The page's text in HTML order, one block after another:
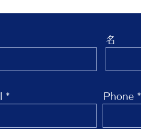
名
Phone